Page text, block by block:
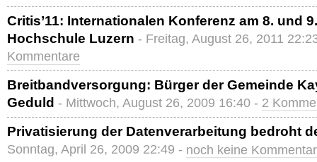
Critis’11: Internationalen Konferenz am 8. und
Hochschule Luzern - Freitag, August 26, 2011
Kommentare
Breitbandversorgung: Bürger der Gemeinde
Geduld - Mittwoch, August 26, 2009 16:40 - 2
Privatisierung der Datenverarbeitung bedroht
Sonntag, April 26, 2009 22:49 - noch keine